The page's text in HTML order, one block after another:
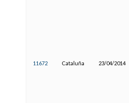
11672 Cataluña 23/04/2014